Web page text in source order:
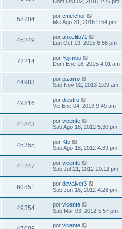
58704 por cmelchor
Mié Ago 31, 2016 9:54 pm
45249 por anxelito71
Lun Oct 19, 2015 6:56 pm
72214 por Yojimbo
Dom Ene 18, 2015 4:01 am
44983 por pizarro
Sab Nov 02, 2013 2:09 am
49816 por diestro
Vie Ene 04, 2013 9:49 am
41843 por vicente
Sab Ago 18, 2012 5:30 pm
45355 por Kto
Sab Ago 18, 2012 4:39 pm
41247 por vicente
Sab Jul 21, 2012 10:12 pm
60851 por devalver3
Sab Jun 16, 2012 4:28 pm
49354 por vicente
Sab Mar 03, 2012 5:57 pm
por vicente